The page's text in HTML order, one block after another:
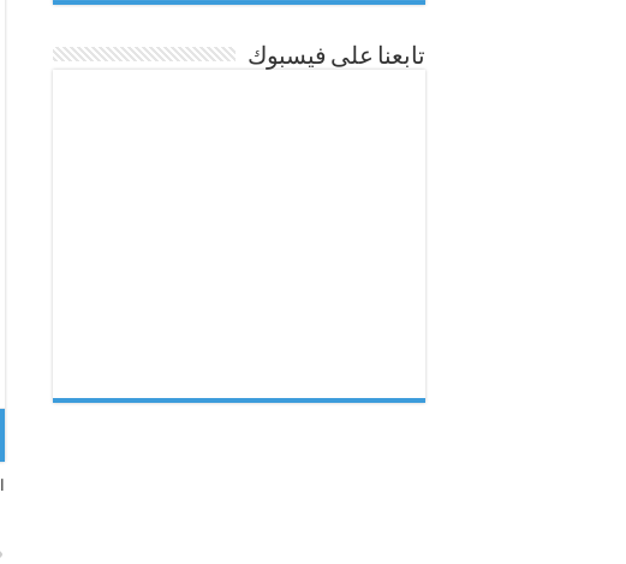
تابعنا على فيسبوك